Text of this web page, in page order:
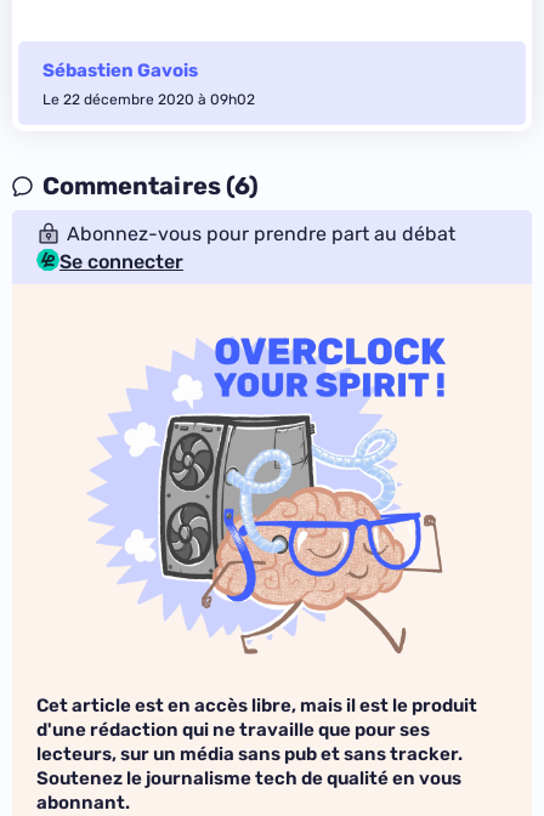
Sébastien Gavois
Le 22 décembre 2020 à 09h02
Commentaires (6)
Abonnez-vous pour prendre part au débat
Se connecter
Cet article est en accès libre, mais il est le produit
d'une rédaction qui ne travaille que pour ses
lecteurs, sur un média sans pub et sans tracker.
Soutenez le journalisme tech de qualité en vous
abonnant.